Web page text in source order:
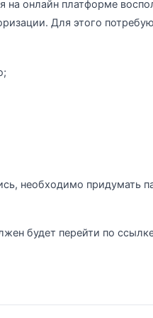
на онлайн платформе
Для этого
необходимо придумать
будет перейти по